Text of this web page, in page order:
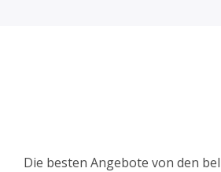
Die besten Angebote von den